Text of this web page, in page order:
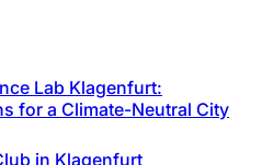
Lab Klagenfurt:
for a Climate-Neutral City
in Klagenfurt